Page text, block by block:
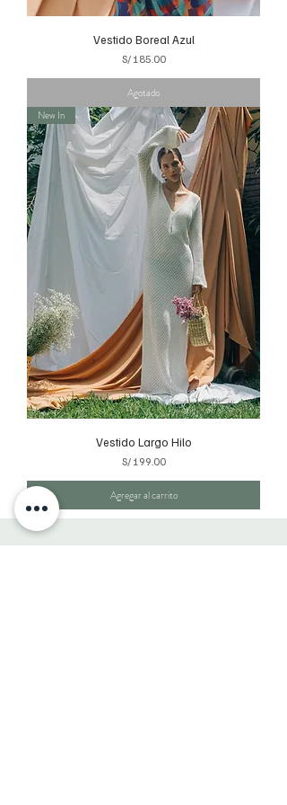
Vestido Boreal Azul
Precio
S/ 185.00
Agotado
New In
Vestido Largo Hilo
Precio
S/ 199.00
Agregar al carrito